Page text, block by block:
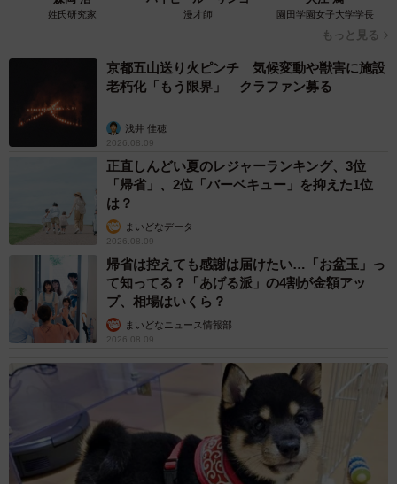
姓氏研究家 漫才師 園田学園女子大学学長
もっと見る
京都五山送り火ピンチ 気候変動や獣害に施設
老朽化「もう限界」 クラファン募る
浅井 佳穂
2026.08.09
正直しんどい夏のレジャーランキング、3位
「帰省」、2位「バーベキュー」を抑えた1位
は？
まいどなデータ
2026.08.09
帰省は控えても感謝は届けたい…「お盆玉」っ
て知ってる？「あげる派」の4割が金額アッ
プ、相場はいくら？
まいどなニュース情報部
2026.08.09